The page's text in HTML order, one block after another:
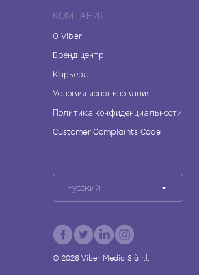
КОМПАНИЯ
О Viber
Бренд-центр
Карьера
Условия использования
Политика конфиденциальности
Customer Complaints Code
Русский
© 2026Viber Media S.à r.l.